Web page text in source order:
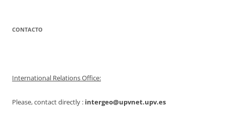
CONTACTO
International Relations Office:
Please, contact directly : intergeo@upvnet.upv.es